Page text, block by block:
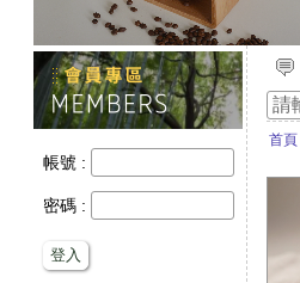
帳號 :
密碼 :
登入
首頁